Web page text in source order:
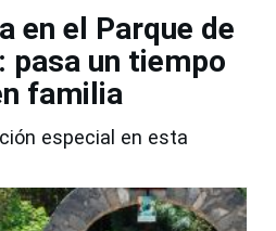
en el Parque de
pasa un tiempo
familia
especial en esta